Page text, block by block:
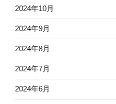
2024年10月
2024年9月
2024年8月
2024年7月
2024年6月